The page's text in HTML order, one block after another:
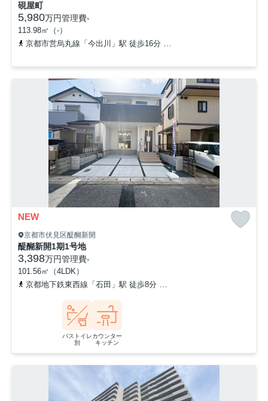
硯屋町
5,980万円管理費-
113.98㎡（-）
京都市営烏丸線「今出川」駅 徒歩16分
NEW
京都市伏見区醍醐新開
醍醐新開1期1号地
3,398万円管理費-
101.56㎡（4LDK）
京都地下鉄東西線「石田」駅 徒歩8分
バストイレ
別
カウンター
キッチン